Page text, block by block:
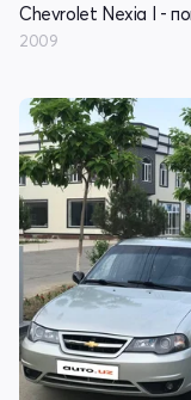
2009